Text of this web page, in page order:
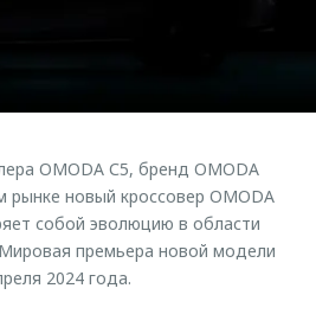
OMODA С5, бренд OMODA
рынке новый кроссовер OMODA
собой эволюцию в области
премьера новой модели
2024 года.